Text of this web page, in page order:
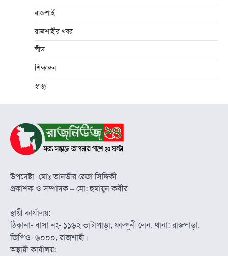
রাজশাহী
রাজশাহীর খবর
লীড
শিক্ষাঙ্গন
স্বাস্থ্য
উপদেষ্টা -মোঃ তানভীর রেজা সিদ্দিকী
প্রকাশক ও সম্পাদক – মো: হুমায়ুন কবীর
স্থায়ী কার্যালয়:
ঠিকানা- বাসা নং- ১১৬২ ভাটাপাড়া, ফাল্গুনী লেন, থানা: রাজপাড়া,
জিপিও- ৬০০০, রাজশাহী।
অস্থায়ী কার্যালয়: